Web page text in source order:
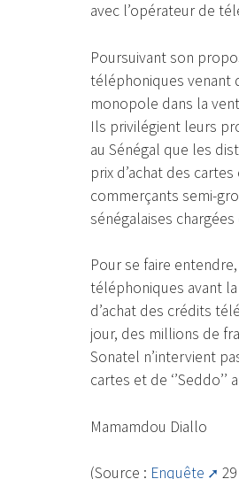
avec l’opérateur de
Poursuivant son
téléphoniques venant
monopole dans la
Ils privilégient leurs
au Sénégal que les
prix d’achat des
commerçants semi-
sénégalaises
Pour se faire
téléphoniques avant
d’achat des crédits
jour, des millions de
Sonatel n’intervient
cartes et de ‘’Seddo’’
Mamamdou Diallo
(Source : Enquête